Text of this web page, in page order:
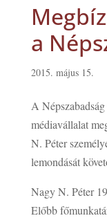
a
2015. május 15.
A
médiavállalat
N. Péter
lemondását
Nagy N. Péter
Előbb